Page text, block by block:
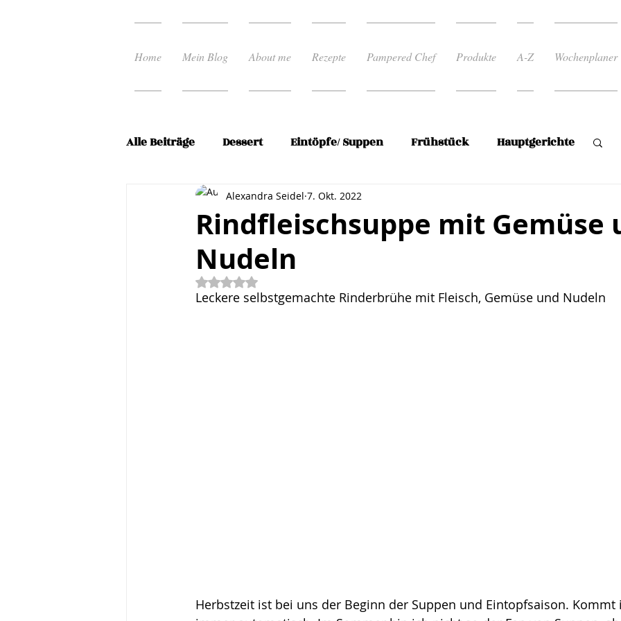
Home Mein Blog About me Rezepte Pampered Chef Produkte A-Z Wochenplaner
Alle Beiträge Dessert Eintöpfe/ Suppen Frühstück Hauptgerichte
Pasta Rezepte Reis
Schnelle Küche Spargel Rezepte
Weihnachten Wochenplan
Rindfleischsuppe mit Gemüse
Nudeln
Alexandra Seidel 7. Okt. 2022
Mit NaN von 5 Sternen bewertet.
Leckere selbstgemachte Rinderbrühe mit Fleisch, Gemüse und Nudeln
Herbstzeit ist bei uns der Beginn der Suppen und Eintopfsaison. Kommt